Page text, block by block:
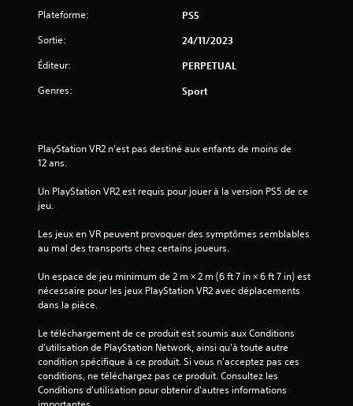
i
l
s
s
u
r
5
Plateforme: PS5
Sortie: 24/11/2023
Éditeur: PERPETUAL
Genres: Sport
PlayStation VR2 n'est pas destiné aux enfants de moins de
12 ans.
Un PlayStation VR2 est requis pour jouer à la version PS5 de ce
jeu.
Les jeux en VR peuvent provoquer des symptômes semblables
au mal des transports chez certains joueurs.
Un espace de jeu minimum de 2 m × 2 m (6 ft 7 in × 6 ft 7 in) est
nécessaire pour les jeux PlayStation VR2 avec déplacements
dans la pièce.
Le téléchargement de ce produit est soumis aux Conditions
d'utilisation de PlayStation Network, ainsi qu'à toute autre
condition spécifique à ce produit. Si vous n'acceptez pas ces
conditions, ne téléchargez pas ce produit. Consultez les
Conditions d'utilisation pour obtenir d'autres informations